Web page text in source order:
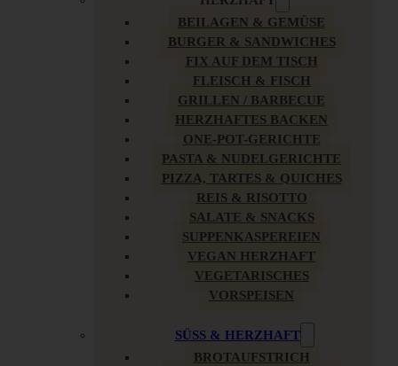
BEILAGEN & GEMÜSE
BURGER & SANDWICHES
FIX AUF DEM TISCH
FLEISCH & FISCH
GRILLEN / BARBECUE
HERZHAFTES BACKEN
ONE-POT-GERICHTE
PASTA & NUDELGERICHTE
PIZZA, TARTES & QUICHES
REIS & RISOTTO
SALATE & SNACKS
SUPPENKASPEREIEN
VEGAN HERZHAFT
VEGETARISCHES
VORSPEISEN
SÜSS & HERZHAFT
BROTAUFSTRICH